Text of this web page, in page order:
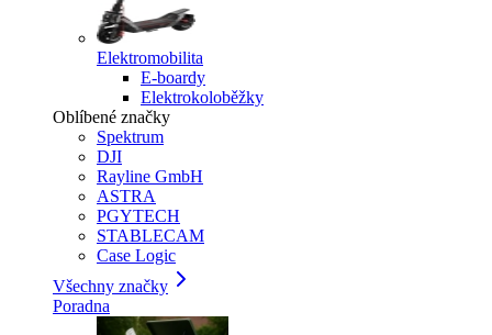
Elektromobilita
E-boardy
Elektrokoloběžky
Oblíbené značky
Spektrum
DJI
Rayline GmbH
ASTRA
PGYTECH
STABLECAM
Case Logic
Všechny značky
Poradna